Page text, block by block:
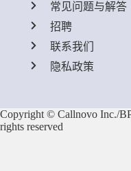
常见问题与解答
招聘
联系我们
隐私政策
Copyright © Callnovo Inc./
rights reserved